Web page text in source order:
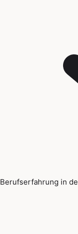
Berufserfahrung in